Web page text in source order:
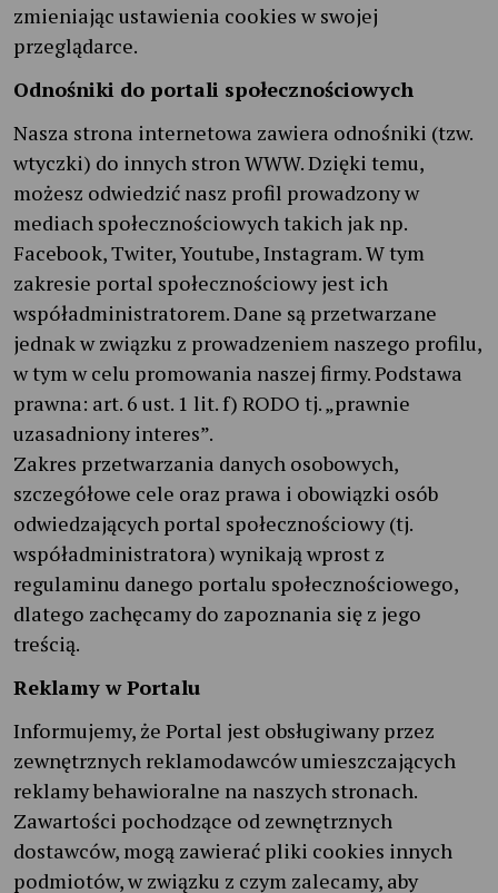
zmieniając ustawienia cookies w swojej
przeglądarce.
Odnośniki do portali społecznościowych
Nasza strona internetowa zawiera odnośniki (tzw.
wtyczki) do innych stron WWW. Dzięki temu,
możesz odwiedzić nasz profil prowadzony w
mediach społecznościowych takich jak np.
Facebook, Twiter, Youtube, Instagram. W tym
zakresie portal społecznościowy jest ich
współadministratorem. Dane są przetwarzane
jednak w związku z prowadzeniem naszego profilu,
w tym w celu promowania naszej firmy. Podstawa
prawna: art. 6 ust. 1 lit. f) RODO tj. „prawnie
uzasadniony interes”.
Zakres przetwarzania danych osobowych,
szczegółowe cele oraz prawa i obowiązki osób
odwiedzających portal społecznościowy (tj.
współadministratora) wynikają wprost z
regulaminu danego portalu społecznościowego,
dlatego zachęcamy do zapoznania się z jego
treścią.
Reklamy w Portalu
Informujemy, że Portal jest obsługiwany przez
zewnętrznych reklamodawców umieszczających
reklamy behawioralne na naszych stronach.
Zawartości pochodzące od zewnętrznych
dostawców, mogą zawierać pliki cookies innych
podmiotów, w związku z czym zalecamy, aby